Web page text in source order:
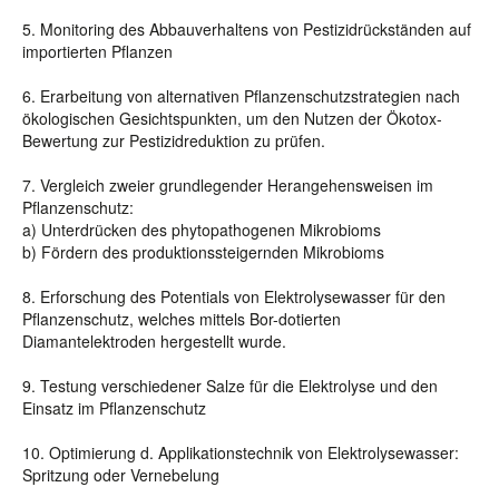
5. Monitoring des Abbauverhaltens von Pestizidrückständen auf
importierten Pflanzen
6. Erarbeitung von alternativen Pflanzenschutzstrategien nach
ökologischen Gesichtspunkten, um den Nutzen der Ökotox-
Bewertung zur Pestizidreduktion zu prüfen.
7. Vergleich zweier grundlegender Herangehensweisen im
Pflanzenschutz:
a) Unterdrücken des phytopathogenen Mikrobioms
b) Fördern des produktionssteigernden Mikrobioms
8. Erforschung des Potentials von Elektrolysewasser für den
Pflanzenschutz, welches mittels Bor-dotierten
Diamantelektroden hergestellt wurde.
9. Testung verschiedener Salze für die Elektrolyse und den
Einsatz im Pflanzenschutz
10. Optimierung d. Applikationstechnik von Elektrolysewasser:
Spritzung oder Vernebelung